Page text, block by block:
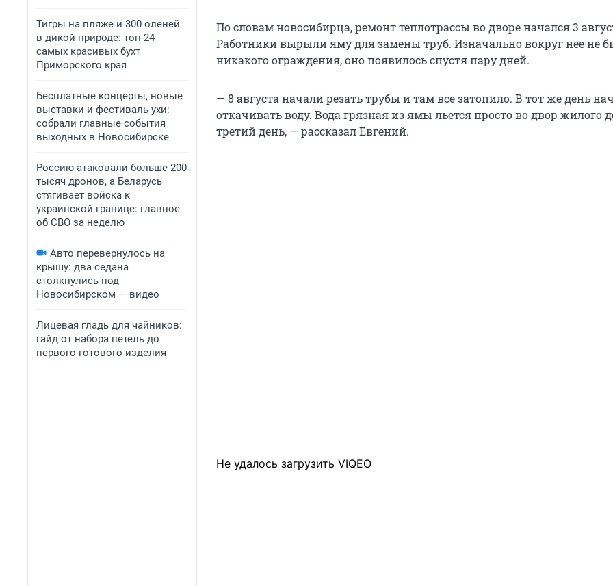
Тигры на пляже и 300 оленей
в дикой природе: топ-24
самых красивых бухт
Приморского края
Бесплатные концерты, новые
выставки и фестиваль ухи:
собрали главные события
выходных в Новосибирске
Россию атаковали больше 200
тысяч дронов, а Беларусь
стягивает войска к
украинской границе: главное
об СВО за неделю
Авто перевернулось на
крышу: два седана
столкнулись под
Новосибирском — видео
Лицевая гладь для чайников:
гайд от набора петель до
первого готового изделия
По словам новосибирца, ремонт теплотрассы во дворе начался 3
Работники вырыли яму для замены труб. Изначально вокруг нее не
никакого ограждения, оно появилось спустя пару дней.
— 8 августа начали резать трубы и там все затопило. В тот же день
откачивать воду. Вода грязная из ямы льется просто во двор жилого
третий день, — рассказал Евгений.
Не удалось загрузить VIQEO